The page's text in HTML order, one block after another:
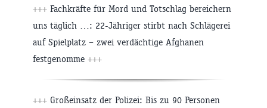
+++ Fachkräfte für Mord und Totschlag bereichern
uns täglich …: 22-Jähriger stirbt nach Schlägerei
auf Spielplatz – zwei verdächtige Afghanen
festgenomme +++
+++ Großeinsatz der Polizei: Bis zu 90 Personen